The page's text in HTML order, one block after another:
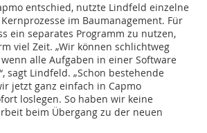
entschied, nutzte Lindfeld einzelne
im Baumanagement. Für
ein separates Programm zu nutzen,
viel Zeit. „Wir können schlichtweg
alle Aufgaben in einer Software
sagt Lindfeld. „Schon bestehende
jetzt ganz einfach in Capmo
loslegen. So haben wir keine
beim Übergang zu der neuen